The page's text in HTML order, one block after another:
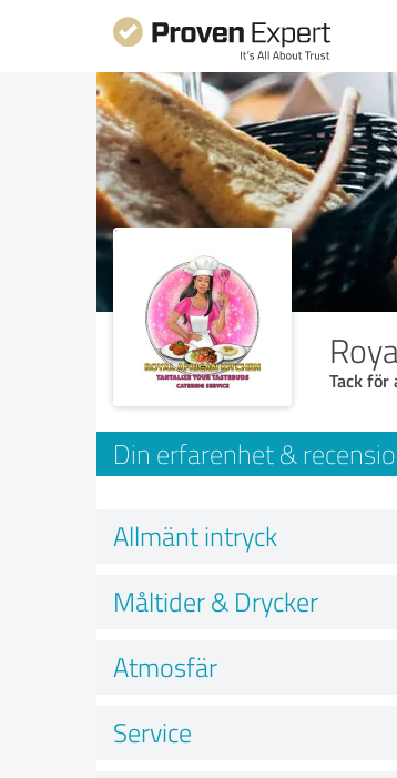
Tack
Din erfarenhet &
Allmänt intryck
Måltider & Drycker
Atmosfär
Service